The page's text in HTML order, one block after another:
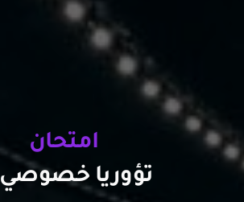
امتحان
تؤوريا خصوصي 17